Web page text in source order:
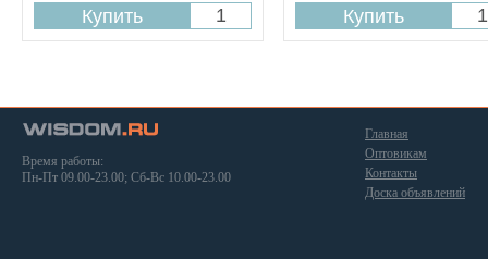
Время работы:
Пн-Пт 09.00-23.00; Сб-Вс 10.00-23.00
Главная
Оптовикам
Контакты
Доска объявлений